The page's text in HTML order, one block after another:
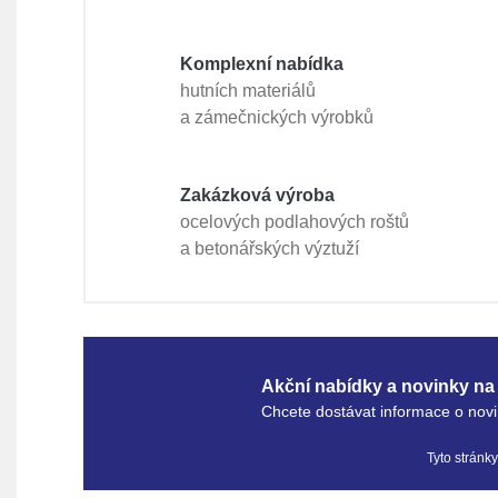
Komplexní nabídka
hutních materiálů
a zámečnických výrobků
Zakázková výroba
ocelových podlahových roštů
a betonářských výztuží
Akční nabídky a novinky na
Chcete dostávat informace o
Tyto